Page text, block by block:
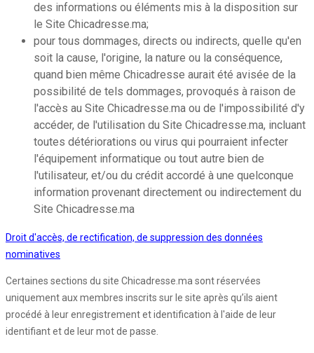
des informations ou éléments mis à la disposition sur
le Site Chicadresse.ma;
pour tous dommages, directs ou indirects, quelle qu'en
soit la cause, l'origine, la nature ou la conséquence,
quand bien même Chicadresse aurait été avisée de la
possibilité de tels dommages, provoqués à raison de
l'accès au Site Chicadresse.ma ou de l'impossibilité d'y
accéder, de l'utilisation du Site Chicadresse.ma, incluant
toutes détériorations ou virus qui pourraient infecter
l'équipement informatique ou tout autre bien de
l'utilisateur, et/ou du crédit accordé à une quelconque
information provenant directement ou indirectement du
Site Chicadresse.ma
Droit d'accès, de rectification, de suppression des données
nominatives
Certaines sections du site Chicadresse.ma sont réservées
uniquement aux membres inscrits sur le site après qu’ils aient
procédé à leur enregistrement et identification à l'aide de leur
identifiant et de leur mot de passe.